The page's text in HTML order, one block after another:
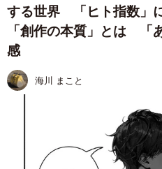
する世界 「ヒト指数」
「創作の本質」とは 「
感
海川 まこと